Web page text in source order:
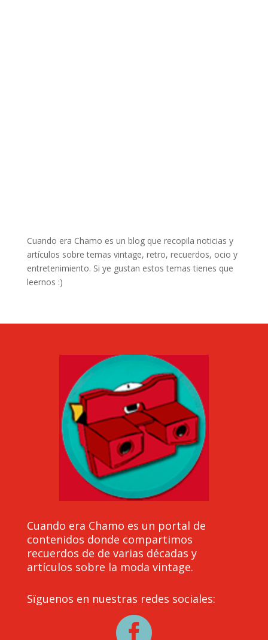
Cuando era Chamo es un blog que recopila noticias y
artículos sobre temas vintage, retro, recuerdos, ocio y
entretenimiento. Si ye gustan estos temas tienes que
leernos :)
Cuando era Chamo es un portal de
contenidos donde compartimos
recuerdos de de varias décadas y
artículos sobre la moda vintage.
Sïguenos en nuestras redes sociales: